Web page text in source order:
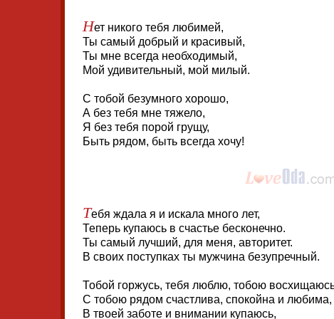
Нет никого тебя любимей,
Ты самый добрый и красивый,
Ты мне всегда необходимый,
Мой удивительный, мой милый.
С тобой безумного хорошо,
А без тебя мне тяжело,
Я без тебя порой грущу,
Быть рядом, быть всегда хочу!
Тебя ждала я и искала много лет,
Теперь купаюсь в счастье бесконечно.
Ты самый лучший, для меня, авторитет.
В своих поступках ты мужчина безупречный.
Тобой горжусь, тебя люблю, тобою
С тобою рядом счастлива, спокойна и любима,
В твоей заботе и внимании купаюсь,